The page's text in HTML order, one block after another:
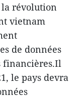
la révolution
vietnam
de données
financières.Il
le pays devra